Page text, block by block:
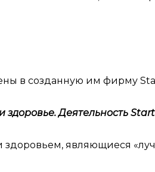
в созданную им фирму
Деятельность
здоровьем, являющиеся